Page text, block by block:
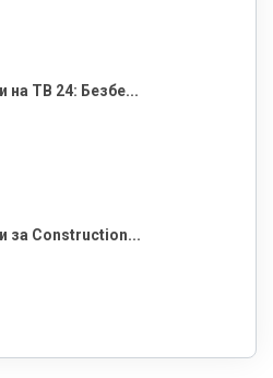
на ТВ 24: Безбе...
за Construction...